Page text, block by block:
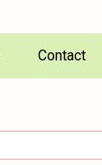
Contact